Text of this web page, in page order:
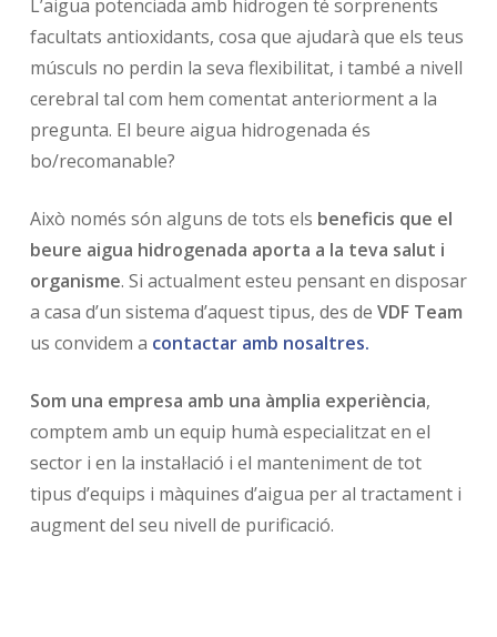
L’aigua potenciada amb hidrogen té sorprenents
facultats antioxidants, cosa que ajudarà que els teus
músculs no perdin la seva flexibilitat, i també a nivell
cerebral tal com hem comentat anteriorment a la
pregunta. El beure aigua hidrogenada és
bo/recomanable?
Això només són alguns de tots els beneficis que el
beure aigua hidrogenada aporta a la teva salut i
organisme. Si actualment esteu pensant en disposar
a casa d’un sistema d’aquest tipus, des de VDF Team
us convidem a contactar amb nosaltres.
Som una empresa amb una àmplia experiència,
comptem amb un equip humà especialitzat en el
sector i en la instal·lació i el manteniment de tot
tipus d’equips i màquines d’aigua per al tractament i
augment del seu nivell de purificació.